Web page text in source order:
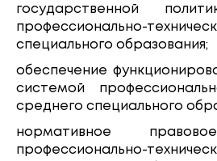
государственной
профессионально-
специального образования;
обеспечение
системой
среднего специального
нормативное
профессионально-